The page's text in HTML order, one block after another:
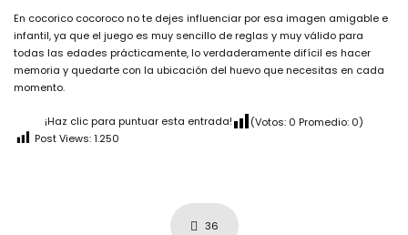
En cocorico cocoroco no te dejes influenciar por esa imagen amigable e
infantil, ya que el juego es muy sencillo de reglas y muy válido para
todas las edades prácticamente, lo verdaderamente difícil es hacer
memoria y quedarte con la ubicación del huevo que necesitas en cada
momento.
¡Haz clic para puntuar esta entrada! (Votos: 0 Promedio: 0)
Post Views:1.250
36